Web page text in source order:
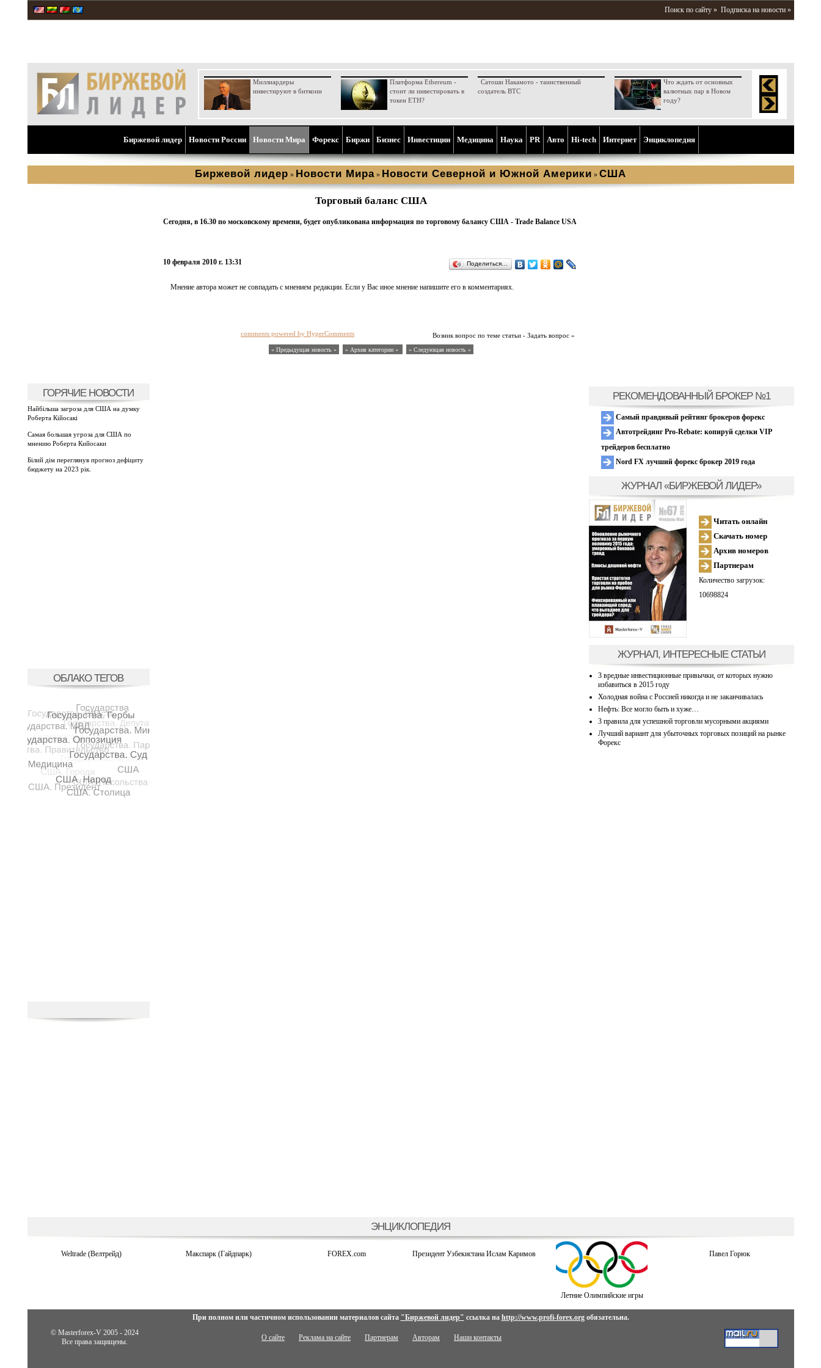
Поиск по сайту » Подписка на новости »
Миллиардеры
инвестируют в биткоин
Платформа Ethereum -
стоит ли инвестировать в
токен ETH?
Сатоши Накамото - таинственный
создатель BTC
Что ждать от основных
валютных пар в Новом
году?
Биржевой лидер Новости России Новости Мира Форекс Биржи Бизнес Инвестиции Медицина Наука PR Aвто Hi-tech Интернет Энциклопедия
Биржевой лидер » Новости Мира » Новости Северной и Южной Америки » США
ГОРЯЧИЕ НОВОСТИ
Найбільша загроза для США на думку
Роберта Кійосакі
Самая большая угроза для США по
мнению Роберта Кийосаки
Білий дім переглянув прогноз дефіциту
бюджету на 2023 рік.
ОБЛАКО ТЕГОВ
Торговый баланс США
Сегодня, в 16.30 по московскому времени, будет опубликована информация по торговому балансу США - Trade Balance USA
10 февраля 2010 г. 13:31 Поделиться…
Мнение автора может не совпадать с мнением редакции. Если у Вас иное мнение напишите его в комментариях.
Возник вопрос по теме статьи - Задать вопрос »
comments powered by HyperComments
« Предыдущая новость « » Архив категории « » Следующая новость »
РЕКОМЕНДОВАННЫЙ БРОКЕР №1
Самый правдивый рейтинг брокеров форекс
Автотрейдинг Pro-Rebate: копируй сделки VIP
трейдеров бесплатно
Nord FX лучший форекс брокер 2019 года
ЖУРНАЛ «БИРЖЕВОЙ ЛИДЕР»
Читать онлайн
Скачать номер
Архив номеров
Партнерам
Количество загрузок:
10698824
ЖУРНАЛ, ИНТЕРЕСНЫЕ СТАТЬИ
3 вредные инвестиционные привычки, от которых нужно
избавиться в 2015 году
Холодная война с Россией никогда и не заканчивалась
Нефть: Все могло быть и хуже…
3 правила для успешной торговли мусорными акциями
Лучший вариант для убыточных торговых позиций на рынке
Форекс
ЭНЦИКЛОПЕДИЯ
Weltrade (Велтрейд) Макспарк (Гайдпарк) FOREX.com Президент Узбекистана Ислам Каримов
Летние Олимпийские игры
Павел Горюк
При полном или частичном использовании материалов сайта "Биржевой лидер" ссылка на http://www.profi-forex.orgобязательна.
© Masterforex-V 2005 - 2024
Все права защищены.
О сайте Реклама на сайте Партнерам Авторам Наши контакты